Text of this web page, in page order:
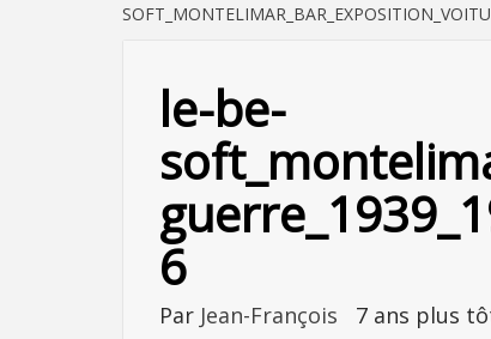
le-be-
6
Par Jean-François 7 ans plus